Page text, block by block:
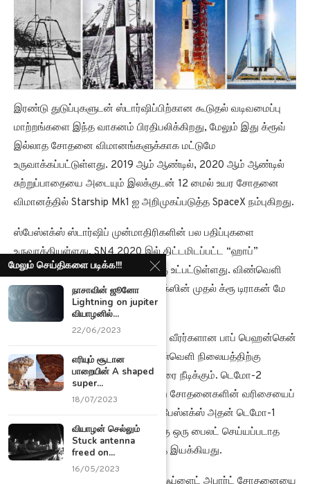
இரண்டு துடுப்புகளுடன் ஸ்டார்ஷிப்பிற்கான கூடுதல் வடிவமைப்பு
மாற்றங்களை இந்த வாகனம் பிரதிபலிக்கிறது, மேலும் இது க்ரூவ்
இல்லாத சோதனை விமானங்களுக்காக மட்டுமே
உருவாக்கப்பட்டுள்ளது. 2019 ஆம் ஆண்டில், 2020 ஆம் ஆண்டில்
சுற்றுப்பாதையை அடையும் இலக்குடன் 12 மைல் உயர சோதனை
விமானத்தில் Starship Mk1 ஐ அறிமுகப்படுத்த SpaceX நம்புகிறது.
ஸ்பேஸ்எக்ஸ் ஸ்டார்ஷிப் முன்மாதிரிகளின் பல பதிப்புகளை
உருவாக்கியுள்ளது. SN4 2020 இல் திட்டமிடப்பட்ட “ஹாப்”
விமானத்திற்கான சோதனைகளுக்கு உட்பட்டுள்ளது. விண்வெளி
வீரர்களை ஏற்றிச் செல்லும் ஸ்பேஸ்எக்ஸின் முதல் க்ரூ டிராகன் மே
27 அன்று ஏவப்பட உள்ளது.
அந்த பணியானது நாசா விண்வெளி வீரர்களான பாப் பெஹன்கென்
மற்றும் டக் ஹர்லியை சர்வதேச விண்வெளி நிலையத்திற்கு
அனுப்பும், இது நான்கு மாதங்கள் வரை நீடிக்கும். டெமோ-2
எனப்படும் சோதனை விமானம், மற்ற சோதனைகளின் வரிசையைப்
பின்பற்றுகிறது. மார்ச் 2019 இல், ஸ்பேஸ்எக்ஸ் அதன் டெமோ-1
பணியின் கீழ் விமான நிலையத்திற்கு ஒரு பைலட் செய்யப்படாத
க்ரூ டிராகன் சோதனை விமானத்தை இயக்கியது.
ஜனவரி 2020 இல், நிறுவனம் இன்-ஃப்ளைட் அபார்ட் சோதனையை
மேலும் செய்திகளை படிக்க!!!
நாசாவின் ஜூனோ
Lightning on jupiter
வியாழனில்...
22/06/2023
எரியும் சூடான
பாறையின் A shaped
super...
18/07/2023
வியாழன் செல்லும்
Stuck antenna
freed on...
16/05/2023